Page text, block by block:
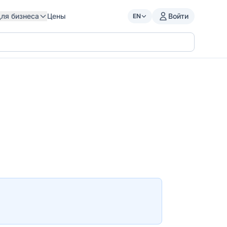
бизнеса Цены EN Войти